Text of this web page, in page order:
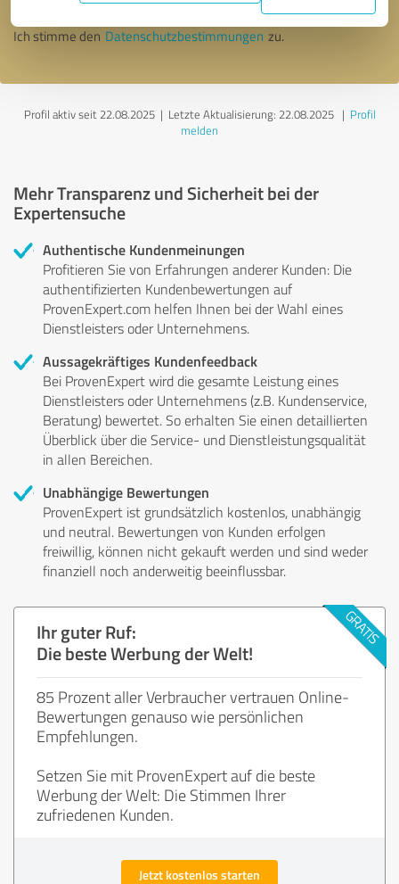
Ich stimme den Datenschutzbestimmungen zu.
Profil aktiv seit 22.08.2025 | Letzte Aktualisierung: 22.08.2025| Profil
melden
Mehr Transparenz und Sicherheit bei der
Expertensuche
Authentische Kundenmeinungen
Profitieren Sie von Erfahrungen anderer Kunden: Die
authentifizierten Kundenbewertungen auf
ProvenExpert.com helfen Ihnen bei der Wahl eines
Dienstleisters oder Unternehmens.
Aussagekräftiges Kundenfeedback
Bei ProvenExpert wird die gesamte Leistung eines
Dienstleisters oder Unternehmens (z.B. Kundenservice,
Beratung) bewertet. So erhalten Sie einen detaillierten
Überblick über die Service- und Dienstleistungsqualität
in allen Bereichen.
Unabhängige Bewertungen
ProvenExpert ist grundsätzlich kostenlos, unabhängig
und neutral. Bewertungen von Kunden erfolgen
freiwillig, können nicht gekauft werden und sind weder
finanziell noch anderweitig beeinflussbar.
Ihr guter Ruf:
Die beste Werbung der Welt!
85 Prozent aller Verbraucher vertrauen Online-
Bewertungen genauso wie persönlichen
Empfehlungen.
Setzen Sie mit ProvenExpert auf die beste
Werbung der Welt: Die Stimmen Ihrer
zufriedenen Kunden.
Jetzt kostenlos starten